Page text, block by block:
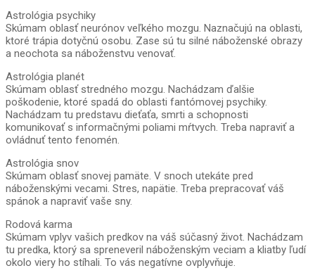
Astrológia psychiky
Skúmam oblasť neurónov veľkého mozgu. Naznačujú na oblasti,
ktoré trápia dotyčnú osobu. Zase sú tu silné náboženské obrazy
a neochota sa náboženstvu venovať.
Astrológia planét
Skúmam oblasť stredného mozgu. Nachádzam ďalšie
poškodenie, ktoré spadá do oblasti fantómovej psychiky.
Nachádzam tu predstavu dieťaťa, smrti a schopnosti
komunikovať s informačnými poliami mŕtvych. Treba napraviť a
ovládnuť tento fenomén.
Astrológia snov
Skúmam oblasť snovej pamäte. V snoch utekáte pred
náboženskými vecami. Stres, napätie. Treba prepracovať váš
spánok a napraviť vaše sny.
Rodová karma
Skúmam vplyv vašich predkov na váš súčasný život. Nachádzam
tu predka, ktorý sa spreneveril náboženským veciam a kliatby ľudí
okolo viery ho stíhali. To vás negatívne ovplyvňuje.